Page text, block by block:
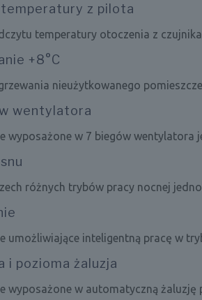
z pilota
temperatury otoczenia z
+8°C
nieużytkowanego
wentylatora
wyposażone w 7 biegów wentylatora
różnych trybów pracy nocnej
umożliwiające inteligentną pracę w
i pozioma żaluzja
wyposażone w automatyczną żaluzję